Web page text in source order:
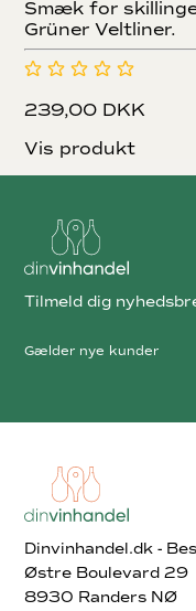
Smæk for
Grüner Veltliner.
239,00 DKK
Vis produkt
Dinvinhandel.dk -
Østre Boulevard 29
8930 Randers NØ
Tilmeld dig
Gælder nye kunder